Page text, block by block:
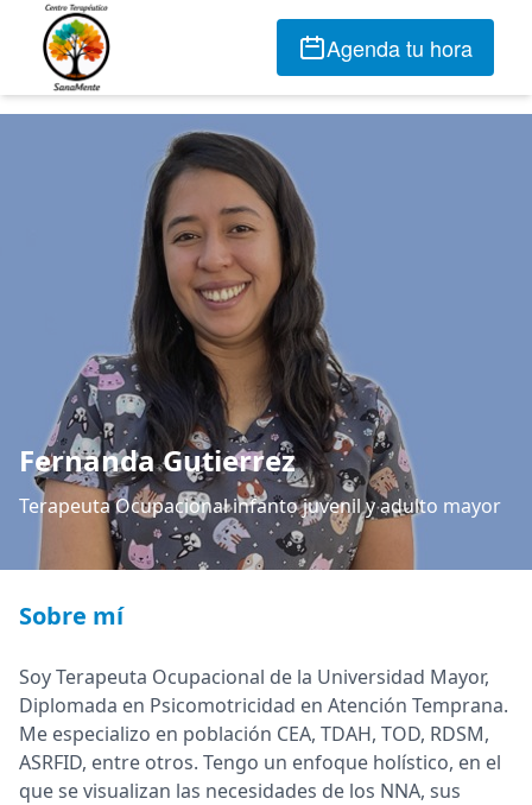
Agenda tu hora
Fernanda Gutierrez
Terapeuta Ocupacional infanto juvenil y adulto mayor
Sobre mí
Soy Terapeuta Ocupacional de la Universidad Mayor,
Diplomada en Psicomotricidad en Atención Temprana.
Me especializo en población CEA, TDAH, TOD, RDSM,
ASRFID, entre otros. Tengo un enfoque holístico, en el
que se visualizan las necesidades de los NNA, sus